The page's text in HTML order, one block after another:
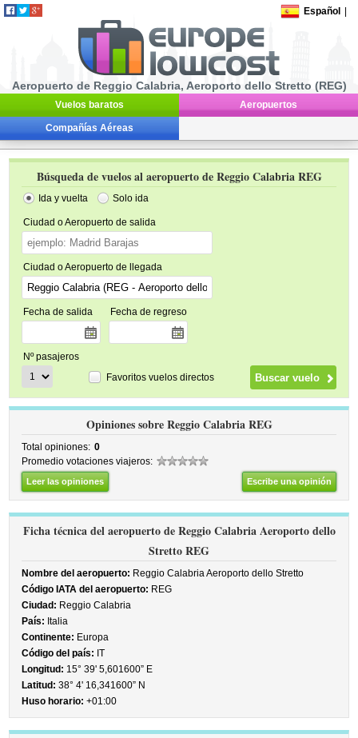
Español
Aeropuerto de Reggio Calabria, Aeroporto dello Stretto (REG)
Vuelos baratos Aeropuertos
Compañías Aéreas
Búsqueda de vuelos al aeropuerto de Reggio Calabria REG
Ida y vuelta Solo ida
Ciudad o Aeropuerto de salida
Ciudad o Aeropuerto de llegada
Fecha de salida Fecha de regreso
Nº pasajeros
Favoritos vuelos directos
Opiniones sobre Reggio Calabria REG
Total opiniones: 0
Promedio votaciones viajeros:
Leer las opiniones Escribe una opinión
Ficha técnica del aeropuerto de Reggio Calabria Aeroporto dello
Stretto REG
Nombre del aeropuerto: Reggio Calabria Aeroporto dello Stretto
Código IATA del aeropuerto: REG
Ciudad: Reggio Calabria
País: Italia
Continente: Europa
Código del país: IT
Longitud: 15° 39' 5,601600” E
Latitud: 38° 4' 16,341600” N
Huso horario: +01:00